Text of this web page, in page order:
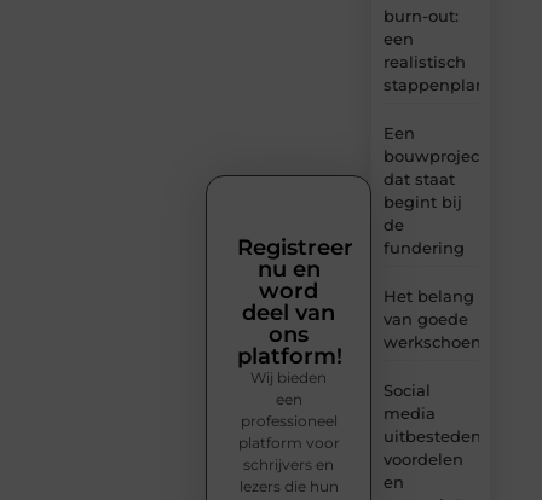
burn-out:
een
realistisch
stappenplan
Een
bouwproject
dat staat
begint bij
de
fundering
Het belang
van goede
werkschoenen
Social
media
uitbesteden:
voordelen
en
Registreer
nu en
word
deel van
ons
platform!
Wij bieden
een
professioneel
platform voor
schrijvers en
lezers die hun